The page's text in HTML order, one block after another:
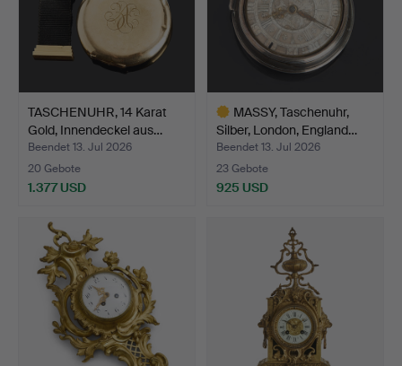
TASCHENUHR, 14 Karat
Gold, Innendeckel aus…
Beendet 13. Jul 2026
20 Gebote
1.377 USD
MASSY, Taschenuhr,
Silber, London, England…
Beendet 13. Jul 2026
23 Gebote
925 USD